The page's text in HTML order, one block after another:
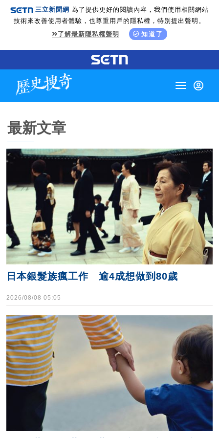
三立新聞網 為了提供更好的閱讀內容，我們使用相關網站
技術來改善使用者體驗，也尊重用戶的隱私權，特別提出聲明。
了解最新隱私權聲明
知道了
Toggle
最新文章
日本銀髮族瘋工作 逾4成想做到80歲
2026/08/08 05:05